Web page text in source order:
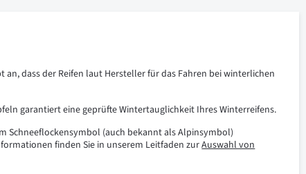
dass der Reifen laut Hersteller für das Fahren bei winterlichen
garantiert eine geprüfte Wintertauglichkeit Ihres Winterreifens.
Schneeflockensymbol (auch bekannt als Alpinsymbol)
finden Sie in unserem Leitfaden zurAuswahl von